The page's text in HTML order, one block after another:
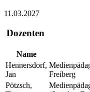
11.03.2027
Dozenten
Name
Hennersdorf,
Jan
Freiberg
Pötzsch,